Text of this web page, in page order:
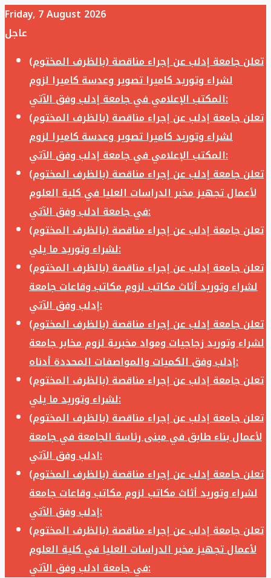
Friday, 7 August 2026
عاجل
تعلن جامعة إدلب عن إجراء مناقصة (بالظرف المختوم)
لشراء وتوريد كاميرا تصوير وعدسة كاميرا لزوم
المكتب الإعلامي في جامعة إدلب وفق الآتي:
تعلن جامعة إدلب عن إجراء مناقصة (بالظرف المختوم)
لشراء وتوريد كاميرا تصوير وعدسة كاميرا لزوم
المكتب الإعلامي في جامعة إدلب وفق الآتي:
تعلن جامعة إدلب عن إجراء مناقصة (بالظرف المختوم)
لأعمال تجهيز مخبر الدراسات العليا في كلية العلوم
في جامعة ادلب وفق الآتي:
تعلن جامعة إدلب عن إجراء مناقصة (بالظرف المختوم)
لشراء وتوريد ما يلي:
تعلن جامعة إدلب عن إجراء مناقصة (بالظرف المختوم)
لشراء وتوريد أثاث مكاتب لزوم مكاتب وقاعات جامعة
إدلب وفق الآتي:
تعلن جامعة إدلب عن إجراء مناقصة (بالظرف المختوم)
لشراء وتوريد زجاجيات ومواد مخبرية لزوم مخابر جامعة
إدلب وفق الكميات والمواصفات المحددة أدناه:
تعلن جامعة إدلب عن إجراء مناقصة (بالظرف المختوم)
لشراء وتوريد ما يلي:
تعلن جامعة إدلب عن إجراء مناقصة (بالظرف المختوم)
لأعمال بناء طابق في مبنى رئاسة الجامعة في جامعة
ادلب وفق الآتي:
تعلن جامعة إدلب عن إجراء مناقصة (بالظرف المختوم)
لشراء وتوريد أثاث مكاتب لزوم مكاتب وقاعات جامعة
إدلب وفق الآتي:
تعلن جامعة إدلب عن إجراء مناقصة (بالظرف المختوم)
لأعمال تجهيز مخبر الدراسات العليا في كلية العلوم
في جامعة ادلب وفق الآتي: